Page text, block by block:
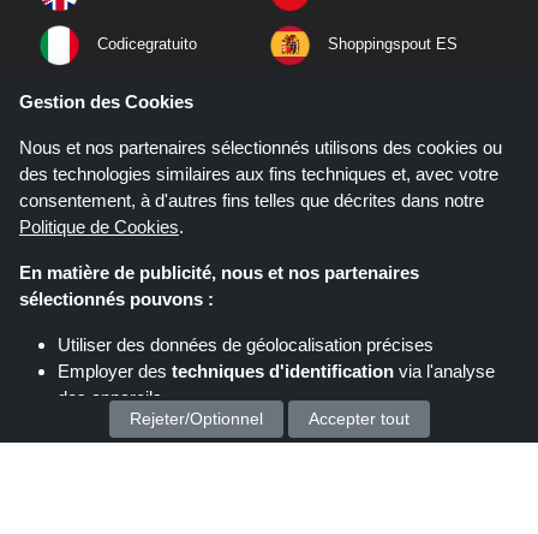
Codicegratuito Shoppingspout ES
Shoppingspout NL
Shoppingspout PT Shoppingspout NO
Gestion des Cookies
Nous et nos partenaires sélectionnés utilisons des cookies ou
des technologies similaires aux fins techniques et, avec votre
consentement, à d'autres fins telles que décrites dans notre
Politique de Cookies.
En matière de publicité, nous et nos partenaires
sélectionnés pouvons :
Utiliser des données de géolocalisation précises
Employer des techniques d'identification via l'analyse
des appareils
Stocker et/ou accéder à des informations sur un appareil
Rejeter/Optionnel Accepter tout